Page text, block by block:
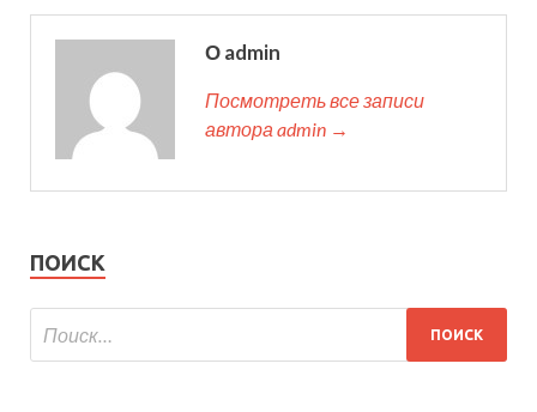
О admin
Посмотреть все записи
автора admin →
ПОИСК